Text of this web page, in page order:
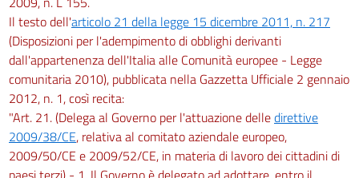
Il testo dell'articolo 21 della legge 15 dicembre 2011, n. 217
(Disposizioni per l'adempimento di obblighi derivanti
dall'appartenenza dell'Italia alle Comunità europee - Legge
comunitaria 2010), pubblicata nella Gazzetta Ufficiale 2 gennaio
2012, n. 1, così recita:
"Art. 21. (Delega al Governo per l'attuazione delledirettive
2009/38/CE, relativa al comitato aziendale europeo,
2009/50/CE e 2009/52/CE, in materia di lavoro dei cittadini di